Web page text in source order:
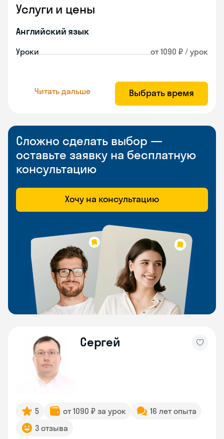
Услуги и цены
Английский язык
Уроки от 1090 ₽ / урок
Читать дальше Выбрать время
Сложно сделать выбор —
оставьте заявку на бесплатную
консультацию
Хочу на консультацию
Сергей
5 от 1090 ₽ за урок
16 лет опыта
3 отзыва